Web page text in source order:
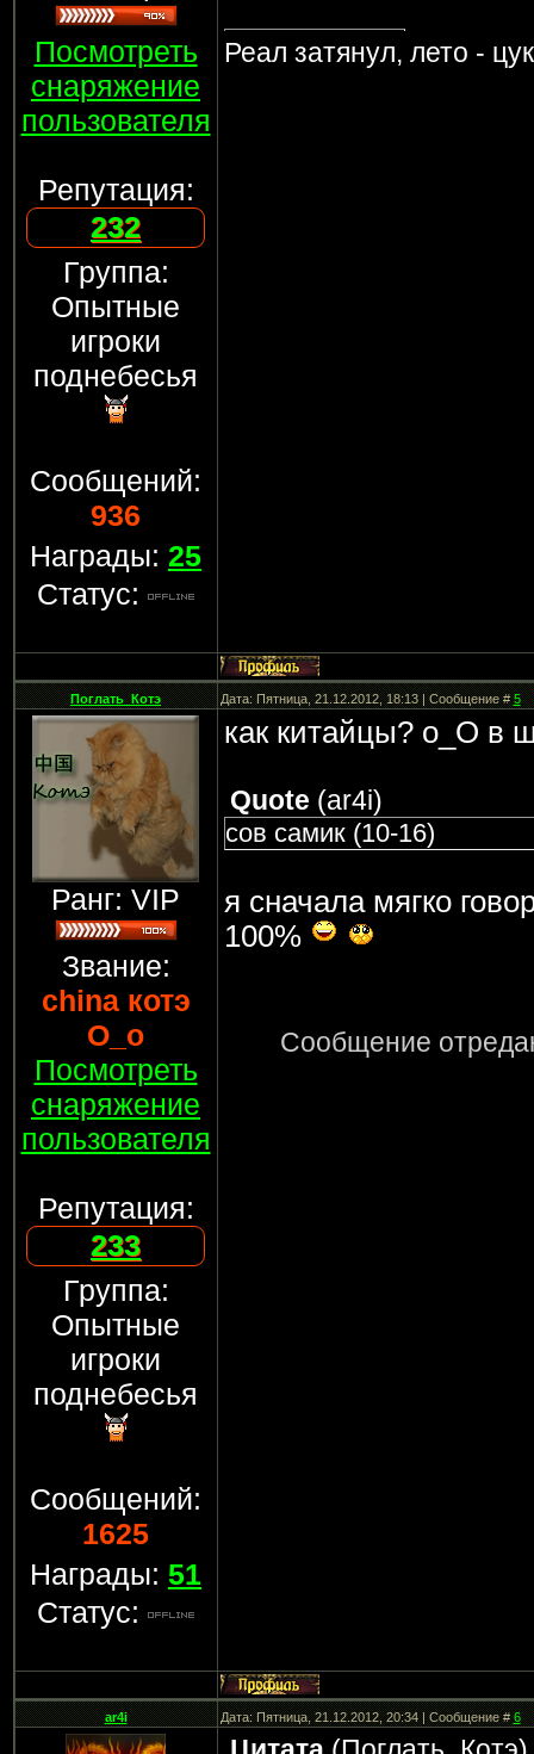
Посмотреть
снаряжение
пользователя
Репутация:
232
Группа:
Опытные
игроки
поднебесья
Сообщений:
936
Награды: 25
Статус:
Реал затянул, лето -
Поглать_Котэ Дата: Пятница, 21.12.2012, 18:13 | Сообщение #5
Ранг: VIP
Звание:
china котэ
О_о
Посмотреть
снаряжение
пользователя
Репутация:
233
Группа:
Опытные
игроки
поднебесья
Сообщений:
1625
Награды: 51
Статус:
как китайцы? о_О в
Quote (ar4i)
сов самик (10-16)
я сначала мягко
100%
Сообщение
ar4i Дата: Пятница, 21.12.2012, 20:34 | Сообщение #6